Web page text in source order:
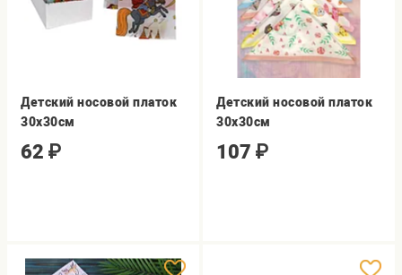
Детский носовой платок
30х30см
62 ₽
Детский носовой платок
30х30см
107 ₽